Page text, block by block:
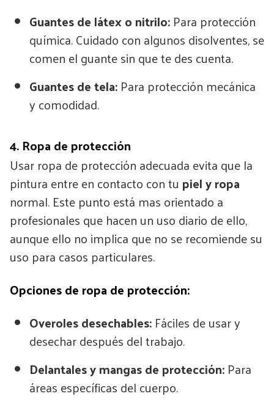
Guantes de látex o nitrilo:Para protección
química. Cuidado con algunos disolventes, se
comen el guante sin que te des cuenta.
Guantes de tela:Para protección mecánica
y comodidad.
4. Ropa de protección
Usar ropa de protección adecuada evita que la
pintura entre en contacto con tu piel y ropa
normal. Este punto está mas orientado a
profesionales que hacen un uso diario de ello,
aunque ello no implica que no se recomiende su
uso para casos particulares.
Opciones de ropa de protección:
Overoles desechables:Fáciles de usar y
desechar después del trabajo.
Delantales y mangas de protección:Para
áreas específicas del cuerpo.